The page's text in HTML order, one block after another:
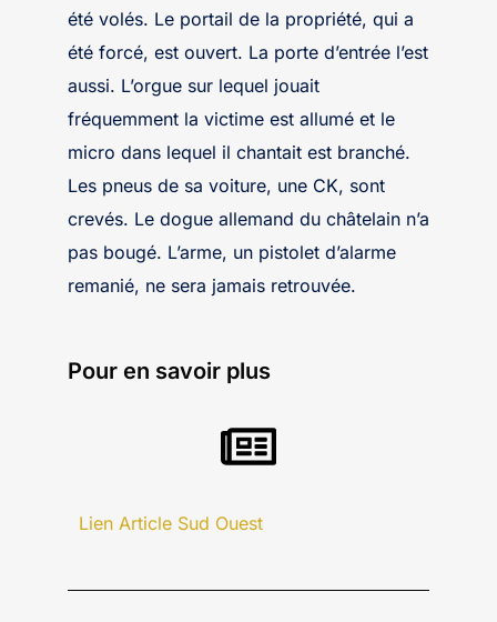
été volés. Le portail de la propriété, qui a
été forcé, est ouvert. La porte d’entrée l’est
aussi. L’orgue sur lequel jouait
fréquemment la victime est allumé et le
micro dans lequel il chantait est branché.
Les pneus de sa voiture, une CK, sont
crevés. Le dogue allemand du châtelain n’a
pas bougé. L’arme, un pistolet d’alarme
remanié, ne sera jamais retrouvée.
Pour en savoir plus
Lien Article Sud Ouest